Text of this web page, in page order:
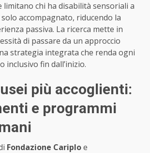
limitano chi ha disabilità sensoriali a
accompagnato, riducendo la
passiva. La ricerca mette in
di passare da un approccio
strategia integrata che renda ogni
inclusivo fin dall’inizio.
più accoglienti:
e programmi
Fondazione Cariploe